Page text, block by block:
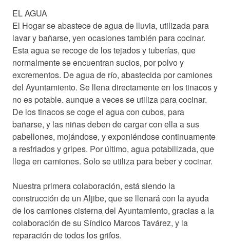
Galería de Vídeos
Contactar
EL AGUA
El Hogar se abastece de agua de lluvia, utilizada para
lavar y bañarse, yen ocasiones también para cocinar.
Esta agua se recoge de los tejados y tuberías, que
normalmente se encuentran sucios, por polvo y
excrementos. De agua de río, abastecida por camiones
del Ayuntamiento. Se llena directamente en los tinacos y
no es potable. aunque a veces se utiliza para cocinar.
De los tinacos se coge el agua con cubos, para
bañarse, y las niñas deben de cargar con ella a sus
pabellones, mojándose, y exponiéndose continuamente
a resfriados y gripes. Por último, agua potabilizada, que
llega en camiones. Solo se utiliza para beber y cocinar.
Nuestra primera colaboración, está siendo la
construcción de un Aljibe, que se llenará con la ayuda
de los camiones cisterna del Ayuntamiento, gracias a la
colaboración de su Síndico Marcos Tavárez, y la
reparación de todos los grifos.